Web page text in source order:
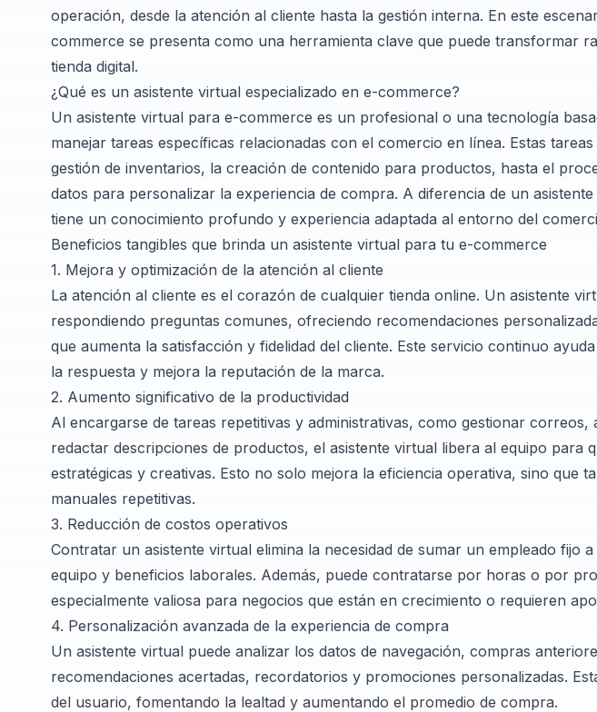
operación, desde la atención al cliente hasta la gestión interna. En este
commerce se presenta como una herramienta clave que puede transformar
tienda digital.
¿Qué es un asistente virtual especializado en e-commerce?
Un asistente virtual para e-commerce es un profesional o una tecnología
manejar tareas específicas relacionadas con el comercio en línea. Estas
gestión de inventarios, la creación de contenido para productos, hasta el
datos para personalizar la experiencia de compra. A diferencia de un
tiene un conocimiento profundo y experiencia adaptada al entorno del
Beneficios tangibles que brinda un asistente virtual para tu e-commerce
1. Mejora y optimización de la atención al cliente
La atención al cliente es el corazón de cualquier tienda online. Un asistente
respondiendo preguntas comunes, ofreciendo recomendaciones
que aumenta la satisfacción y fidelidad del cliente. Este servicio continuo
la respuesta y mejora la reputación de la marca.
2. Aumento significativo de la productividad
Al encargarse de tareas repetitivas y administrativas, como gestionar
redactar descripciones de productos, el asistente virtual libera al equipo para
estratégicas y creativas. Esto no solo mejora la eficiencia operativa, sino que
manuales repetitivas.
3. Reducción de costos operativos
Contratar un asistente virtual elimina la necesidad de sumar un empleado fijo
equipo y beneficios laborales. Además, puede contratarse por horas o por
especialmente valiosa para negocios que están en crecimiento o requieren
4. Personalización avanzada de la experiencia de compra
Un asistente virtual puede analizar los datos de navegación, compras
recomendaciones acertadas, recordatorios y promociones personalizadas.
del usuario, fomentando la lealtad y aumentando el promedio de compra.